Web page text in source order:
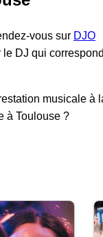
vous sur DJO
DJ qui correspond
musicale à
à Toulouse ?